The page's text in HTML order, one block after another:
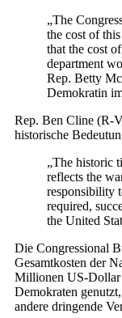
„The
the cost of
that the cost
department
Rep. Betty
Demokratin
Rep. Ben Cline (R-
historische
„The historic
reflects the
responsibility
required,
the United
Die Congressional
Gesamtkosten der
Millionen US-Dollar
Demokraten
andere dringende